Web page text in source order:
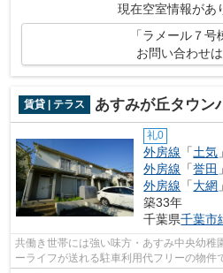
現在空室情報があ
「ラメール７号
お問い合わせ
賃貸 | テラス あすみが丘タウン
礼0
外房線 「土気
外房線 「誉田
外房線 「大網
築33年
千葉県千葉市
共働き世帯には強い味方・あすみ中央幼稚
ーライフが送れる駐車利用代フリーの物件